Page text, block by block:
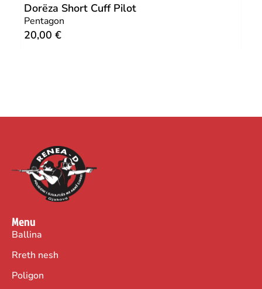
Dorëza Short Cuff Pilot
Pentagon
20,00 €
Menu
Ballina
Rreth nesh
Poligon